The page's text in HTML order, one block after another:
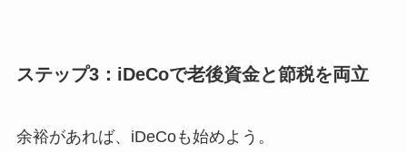
ステップ3：iDeCoで老後資金と節税を両立
余裕があれば、iDeCoも始めよう。